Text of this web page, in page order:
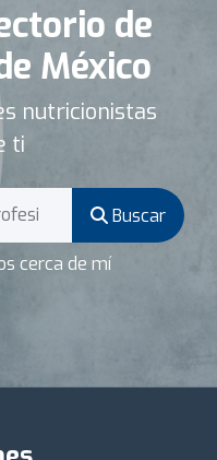
de
México
nutricionistas
ti
Buscar
cerca de mí